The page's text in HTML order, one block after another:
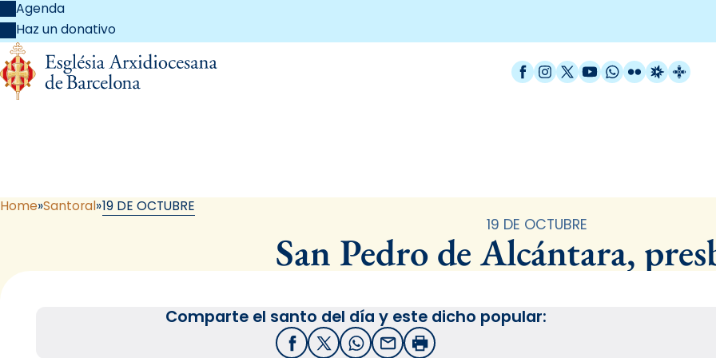
Agenda
Haz un donativo
Facebook
Instagram
X / Twitter
YouTube
WhatsApp
FlickrRadio
Home Santoral 19 DE OCTUBRE
19 DE OCTUBRE
San Pedro de Alcántara,
Comparte el santo del día y este dicho popular:
FacebookX / Twitter
WhatsApp
EmailImprimir